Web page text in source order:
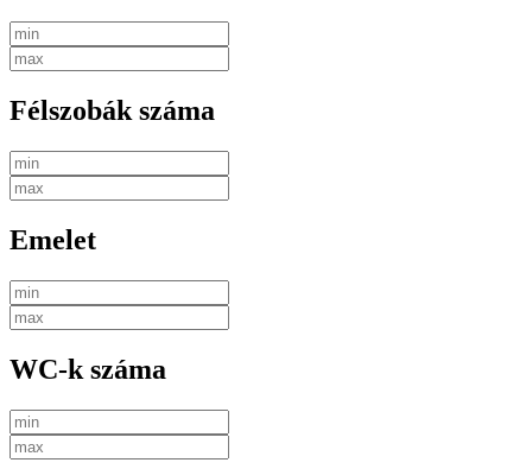
Félszobák száma
Emelet
WC-k száma